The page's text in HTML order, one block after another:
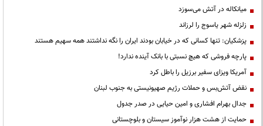
میانکاله در آتش می‌سوزد
زلزله شهر یاسوج را لرزاند
پزشکیان: تنها کسانی که در خیابان بودند ایران را نگه نداشتند همه سهیم هستند
پارچه فروشی که هیچ نسبتی با بانک آینده ندارد!
آمریکا ویزای سفیر برزیل را باطل کرد
نقض آتش‌بس و حملات رژیم صهیونیستی به جنوب لبنان
جدال بهرام افشاری و امین حیایی در صدر جدول
حمایت از هشت هزار نوآموز سیستان و بلوچستانی